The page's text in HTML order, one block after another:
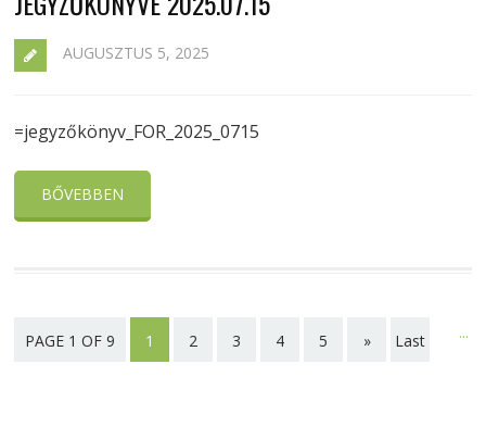
AUGUSZTUS 5, 2025
=jegyzőkönyv_FOR_2025_0715
BŐVEBBEN
PAGE 1 OF 9 1 2 3 4 5 » ...
Last